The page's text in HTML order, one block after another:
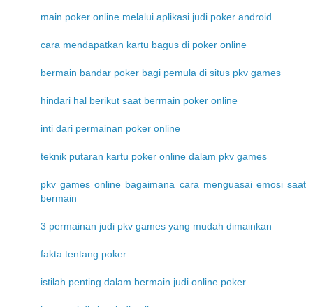
main poker online melalui aplikasi judi poker android
cara mendapatkan kartu bagus di poker online
bermain bandar poker bagi pemula di situs pkv games
hindari hal berikut saat bermain poker online
inti dari permainan poker online
teknik putaran kartu poker online dalam pkv games
pkv games online bagaimana cara menguasai emosi saat
bermain
3 permainan judi pkv games yang mudah dimainkan
fakta tentang poker
istilah penting dalam bermain judi online poker